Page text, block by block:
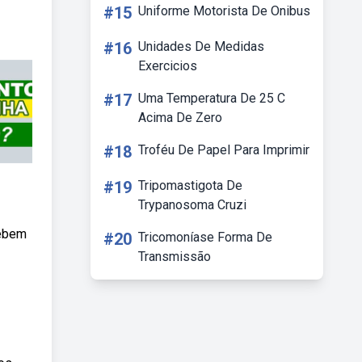
#15 Uniforme Motorista De Onibus
#16 Unidades De Medidas
Exercicios
#17 Uma Temperatura De 25 C
Acima De Zero
#18 Troféu De Papel Para Imprimir
#19 Tripomastigota De
Trypanosoma Cruzi
#20 Tricomoníase Forma De
Transmissão